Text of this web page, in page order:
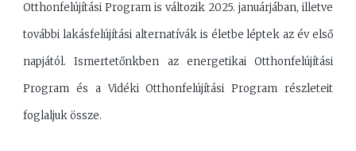
Otthonfelújítási Program is változik 2025. januárjában, illetve
további lakásfelújítási alternatívák is életbe léptek az év első
napjától. Ismertetőnkben az energetikai Otthonfelújítási
Program és a Vidéki Otthonfelújítási Program részleteit
foglaljuk össze.